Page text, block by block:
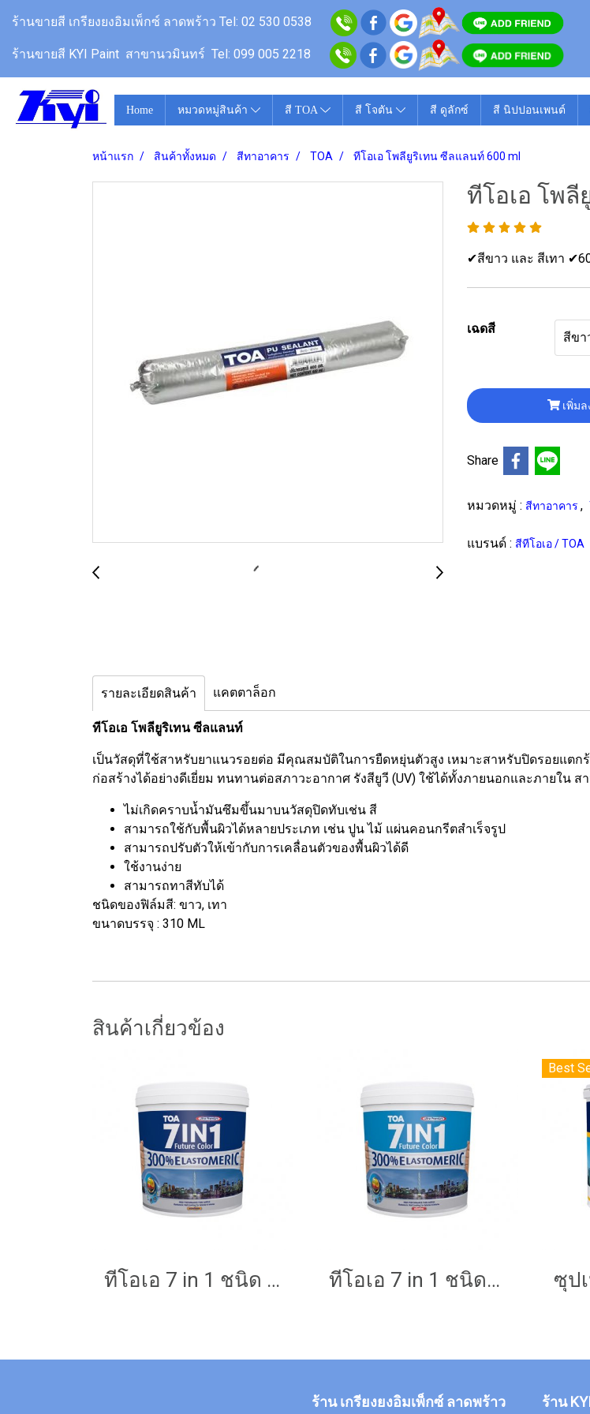
ร้านขายสี เกรียงยงอิมเพ็กซ์ ลาดพร้าว Tel: 02 530 0538
ร้านขายสี KYI Paint สาขานวมินทร์ Tel: 099 005 2218
Home หมวดหมู่สินค้า สี TOA สี โจตัน สี ดูลักซ์ สี นิปปอนเพนต์
หน้าแรก สินค้าทั้งหมด สีทาอาคาร TOA ทีโอเอ โพลียูริเทน ซีลแลนท์ 600 ml
ทีโอเอ โพ
✔สีขาว และ สีเทา
เฉดสี
สีขา
เพิ่ม
Share
หมวดหมู่ : สีทาอาคาร ,
แบรนด์ : สีทีโอเอ / TOA
รายละเอียดสินค้า แคตตาล็อก
ทีโอเอ โพลียูริเทน ซีลแลนท์
เป็นวัสดุที่ใช้สาหรับยาแนวรอยต่อ มีคุณสมบัติในการยืดหยุ่นตัวสูง เหมาะสาหรับปิดรอยแตก
ก่อสร้างได้อย่างดีเยี่ยม ทนทานต่อสภาวะอากาศ รังสียูวี (UV) ใช้ได้ทั้งภายนอกและภายใน
ไม่เกิดคราบน้ำมันซึมขึ้นมาบนวัสดุปิดทับเช่น สี
สามารถใช้กับพื้นผิวได้หลายประเภท เช่น ปูน ไม้ แผ่นคอนกรีตสำเร็จรูป
สามารถปรับตัวให้เข้ากับการเคลื่อนตัวของพื้นผิวได้ดี
ใช้งานง่าย
สามารถทาสีทับได้
ชนิดของฟิล์มสี: ขาว, เทา
ขนาดบรรจุ : 310 ML
สินค้าเกี่ยวข้อง
ทีโอเอ 7 in 1 ชนิด กึ่งเงา ทีโอเอ 7 in 1 ชนิดกึ่งเนียน
Best
ร้าน เกรียงยงอิมเพ็กซ์ ลาดพร้าว ร้าน